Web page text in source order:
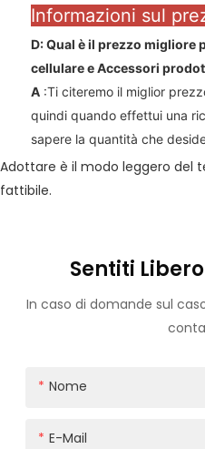
Informazioni sul
D: Qual è il prezzo migliore
cellulare eAccessori
A :Ti citeremo il miglior
quindi quando effettui una
sapere la quantità che
Adottare è il modo leggero del
fattibile.
Sentiti
In caso di domande sul
Nome
E-Mail